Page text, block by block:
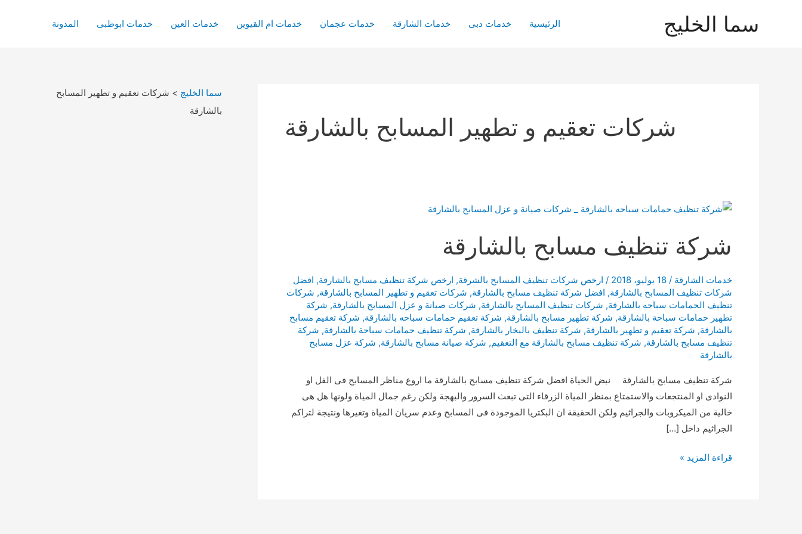
سما الخليج الرئيسية خدمات دبى خدمات الشارقة خدمات عجمان خدمات ام القيوين خدمات العين خدمات ابوظبى المدونة
شركات تعقيم و تطهير المسابح بالشارقة
شركة تنظيف مسابح بالشارقة
خدمات الشارقة / 18 يوليو، 2018 / ارخص شركات تنظيف المسابح بالشرقة, ارخص شركة تنظيف مسابح بالشارقة, افضل
شركات تنظيف المسابح بالشارقة, افضل شركة تنظيف مسابح بالشارقة, شركات تعقيم و تطهير المسابح بالشارقة, شركات
تنظيف الحمامات سباحه بالشارقة, شركات تنظيف المسابح بالشارقة, شركات صيانة و عزل المسابح بالشارقة, شركة
تطهير حمامات سباحة بالشارقة, شركة تطهير مسابح بالشارقة, شركة تعقيم حمامات سباحه بالشارقة, شركة تعقيم مسابح
بالشارقة, شركة تعقيم و تطهير بالشارقة, شركة تنظيف بالبخار بالشارقة, شركة تنظيف حمامات سباحة بالشارقة, شركة
تنظيف مسابح بالشارقة, شركة تنظيف مسابح بالشارقة مع التعقيم, شركة صيانة مسابح بالشارقة, شركة عزل مسابح
بالشارقة
شركة تنظيف مسابح بالشارقة نبض الحياة افضل شركة تنظيف مسابح بالشارقة ما اروع مناظر المسابح فى الفل او
النوادى او المنتجعات والاستمتاع بمنظر المياة الزرقاء التى تبعث السرور والبهجة ولكن رغم جمال المياة ولونها هل هى
خالية من الميكروبات والجراثيم ولكن الحقيقة ان البكتريا الموجودة فى المسابح وعدم سريان المياة وتغيرها ونتيجة لتراكم
الجراثيم داخل […]
شركة
قراءة المزيد »
سما الخليج > شركات تعقيم و تطهير المسابح
بالشارقة